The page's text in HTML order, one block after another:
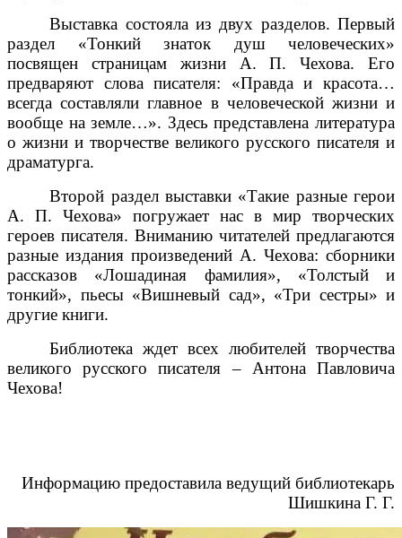
Выставка состояла из двух разделов. Первый
раздел «Тонкий знаток душ человеческих»
посвящен страницам жизни А. П. Чехова. Его
предваряют слова писателя: «Правда и красота…
всегда составляли главное в человеческой жизни и
вообще на земле…». Здесь представлена литература
о жизни и творчестве великого русского писателя и
драматурга.
Второй раздел выставки «Такие разные герои
А. П. Чехова» погружает нас в мир творческих
героев писателя. Вниманию читателей предлагаются
разные издания произведений А. Чехова: сборники
рассказов «Лошадиная фамилия», «Толстый и
тонкий», пьесы «Вишневый сад», «Три сестры» и
другие книги.
Библиотека ждет всех любителей творчества
великого русского писателя – Антона Павловича
Чехова!
Информацию предоставила ведущий библиотекарь
Шишкина Г. Г.